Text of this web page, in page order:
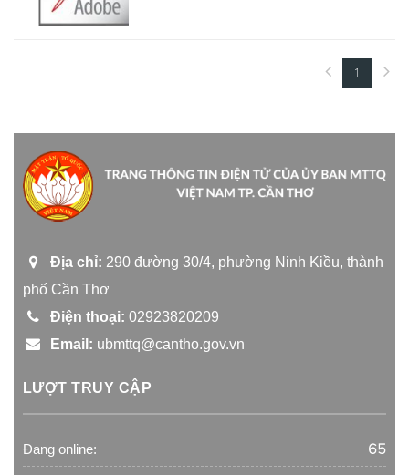
1(current)
Địa chỉ: 290 đường 30/4, phường Ninh Kiều, thành
phố Cần Thơ
Điện thoại: 02923820209
Email: ubmttq@cantho.gov.vn
LƯỢT TRUY CẬP
Đang online:
65